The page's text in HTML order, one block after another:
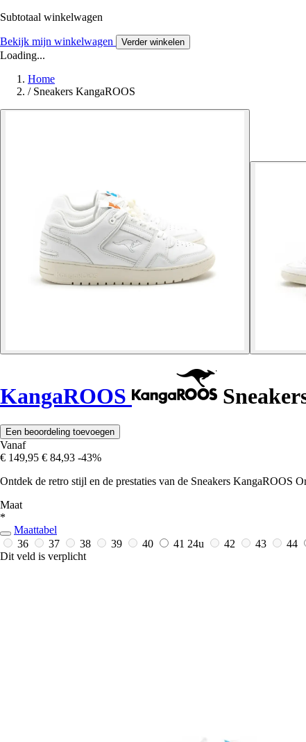
Subtotaal winkelwagen
Bekijk mijn winkelwagen Verder winkelen
Loading...
Home
/ Sneakers KangaROOS
KangaROOS
Een beoordeling toevoegen
Vanaf
€ 149,95 € 84,93 -43%
Ontdek de retro stijl en de prestaties van de Sneakers KangaROOS
Maat
*
Maattabel
36
37 38 39 40 41 24u 42 43 44
Dit veld is verplicht